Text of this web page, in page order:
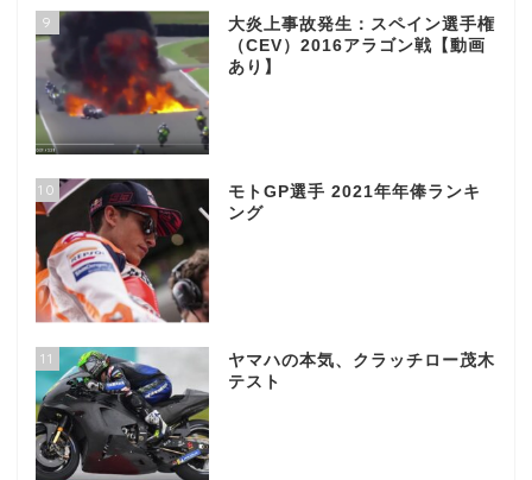
9
大炎上事故発生：スペイン選手権
（CEV）2016アラゴン戦【動画
あり】
10
モトGP選手 2021年年俸ランキ
ング
11
ヤマハの本気、クラッチロー茂木
テスト